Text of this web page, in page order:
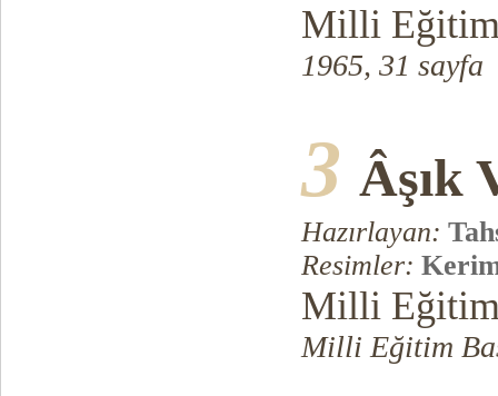
Milli Eğitim
1965, 31 sayfa
3 Âşık
Hazırlayan:
Resimler:
Milli Eğitim
Milli Eğitim